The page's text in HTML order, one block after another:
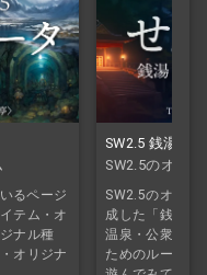
るページ
テム・オ
ナル種
オリジナ
SW2.5 銭湯（
SW2.5のオリ
SW2.5のオリジ
成した「銭湯ル
温泉・公衆浴場
ためのルールで